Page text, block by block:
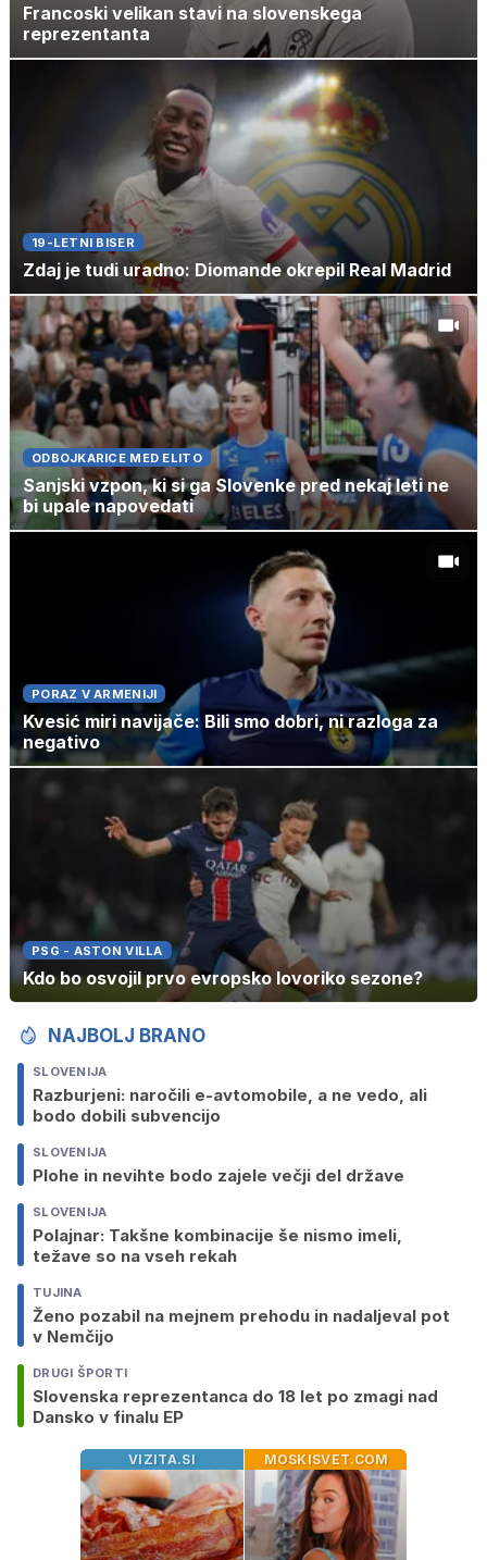
Francoski velikan stavi na slovenskega
reprezentanta
19-LETNI BISER
Zdaj je tudi uradno: Diomande okrepil Real Madrid
ODBOJKARICE MED ELITO
Sanjski vzpon, ki si ga Slovenke pred nekaj leti ne
bi upale napovedati
PORAZ V ARMENIJI
Kvesić miri navijače: Bili smo dobri, ni razloga za
negativo
PSG - ASTON VILLA
Kdo bo osvojil prvo evropsko lovoriko sezone?
NAJBOLJ BRANO
SLOVENIJA
Razburjeni: naročili e-avtomobile, a ne vedo, ali
bodo dobili subvencijo
SLOVENIJA
Plohe in nevihte bodo zajele večji del države
SLOVENIJA
Polajnar: Takšne kombinacije še nismo imeli,
težave so na vseh rekah
TUJINA
Ženo pozabil na mejnem prehodu in nadaljeval pot
v Nemčijo
DRUGI ŠPORTI
Slovenska reprezentanca do 18 let po zmagi nad
Dansko v finalu EP
VIZITA.SI MOSKISVET.COM